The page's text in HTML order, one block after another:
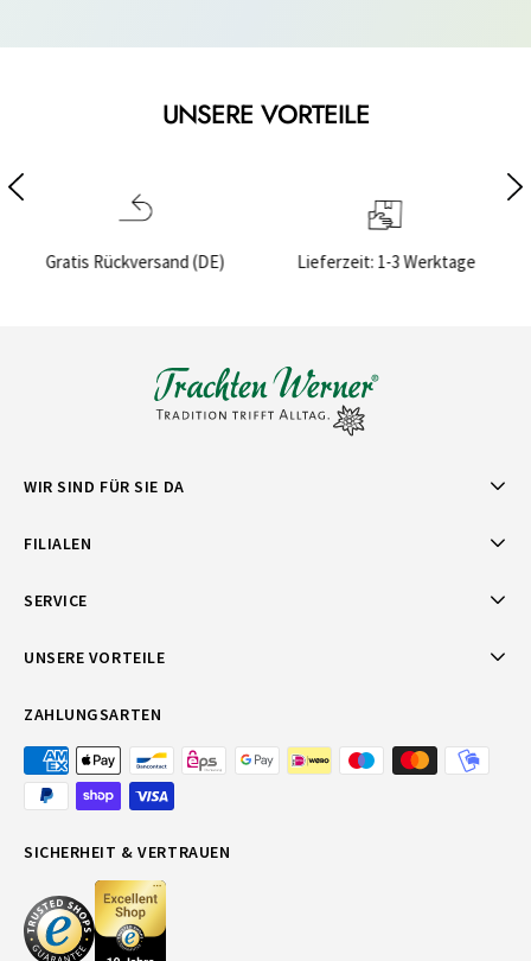
UNSERE VORTEILE
Lieferzeit: 1-3 Werktage Sichere Bezahlung
WIR SIND FÜR SIE DA
FILIALEN
SERVICE
UNSERE VORTEILE
ZAHLUNGSARTEN
SICHERHEIT & VERTRAUEN